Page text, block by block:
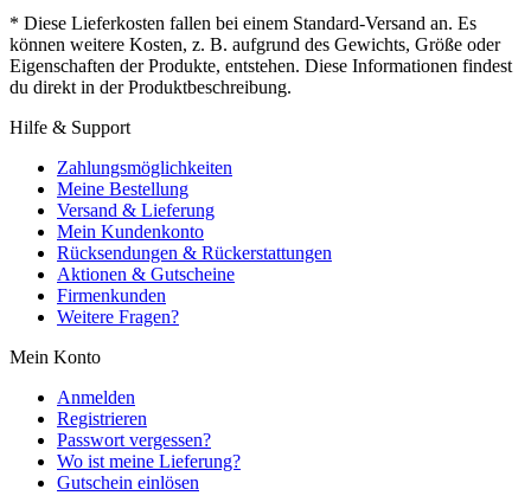
* Diese Lieferkosten fallen bei einem Standard-Versand an. Es
können weitere Kosten, z. B. aufgrund des Gewichts, Größe oder
Eigenschaften der Produkte, entstehen. Diese Informationen findest
du direkt in der Produktbeschreibung.
Hilfe & Support
Zahlungsmöglichkeiten
Meine Bestellung
Versand & Lieferung
Mein Kundenkonto
Rücksendungen & Rückerstattungen
Aktionen & Gutscheine
Firmenkunden
Weitere Fragen?
Mein Konto
Anmelden
Registrieren
Passwort vergessen?
Wo ist meine Lieferung?
Gutschein einlösen